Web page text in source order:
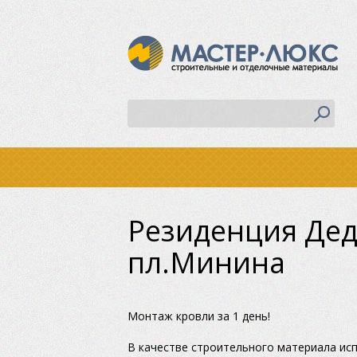
Резиденция
пл.Минина
Монтаж кровли за 1 день!
В качестве строительного материала